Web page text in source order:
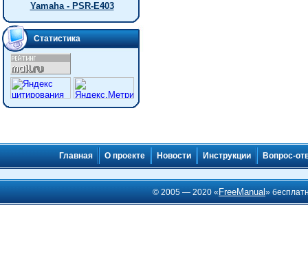
Yamaha - PSR-E403
Статистика
Главная О проекте Новости Инструкции Вопрос-
© 2005 — 2020 « FreeManual»